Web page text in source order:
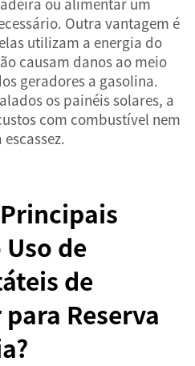
Outra vantagem é
utilizam a energia do
causam danos ao meio
geradores a gasolina.
os painéis solares, a
com combustível nem
de
de
Reserva